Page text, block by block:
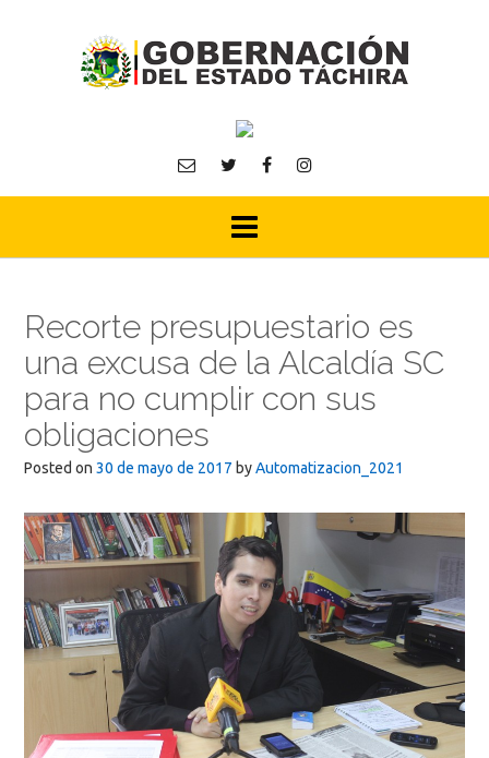
Recorte presupuestario es
una excusa de la Alcaldía SC
para no cumplir con sus
obligaciones
Posted on 30 de mayo de 2017 byAutomatizacion_2021